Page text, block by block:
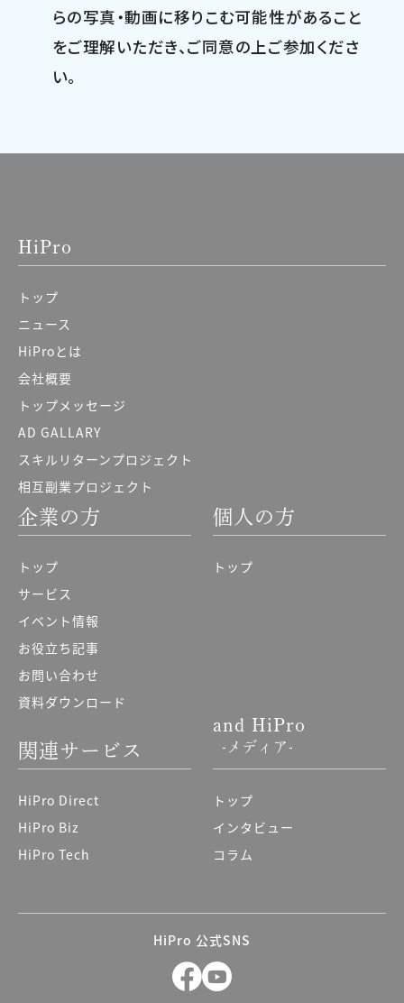
らの写真・動画に移りこむ可能性があること
をご理解いただき、ご同意の上ご参加くださ
い。
HiPro 公式SNS
HiPro
トップ
ニュース
HiProとは
会社概要
トップメッセージ
AD GALLARY
スキルリターンプロジェクト
相互副業プロジェクト
企業の方
トップ
サービス
イベント情報
お役立ち記事
お問い合わせ
資料ダウンロード
個人の方
トップ
関連サービス
HiPro Direct
HiPro Biz
HiPro Tech
and HiPro
-メディア-
トップ
インタビュー
コラム